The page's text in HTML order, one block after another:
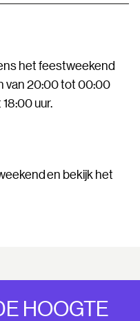
het feestweekend
van 20:00 tot 00:00
uur.
en bekijk het
HOOGTE